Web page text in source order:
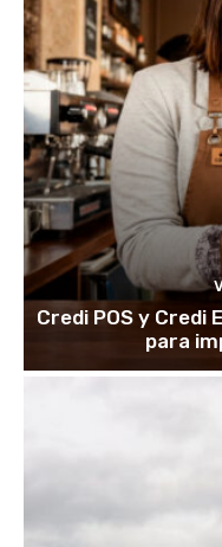
Credi POS y Credi
para